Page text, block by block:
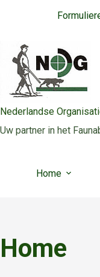
inhoud
Nederlandse
Uw partner in het
Home
Home